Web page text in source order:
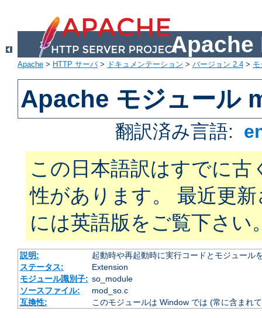
Apache
Apache > HTTP サーバ> ドキュメンテーション > バージョン 2.4 >
Apache モジュール
翻訳済み言語:
この日本語訳はすでに古
性があります。 最近更
には英語版をご覧下さい
説明:
起動時や再起動時に実行コードとモジュール
ステータス:
Extension
モジュール識別子: so_module
ソースファイル:
mod_so.c
互換性:
このモジュールは Window では (常に含まれ